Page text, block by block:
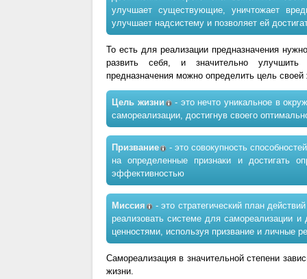
улучшает существующие, уничтожает
улучшает надсистему и позволяет ей
То есть для реализации предназначения
развить себя, и значительно
предназначения можно определить цель
Цель жизни
- это нечто уникальное в
самореализации, достигнув своего
Призвание
- это совокупность
на определенные признаки и достигать
эффективностью
Миссия
- это стратегический план
реализовать системе для самореализации
ценностями, используя призвание и личные
Самореализация в значительной степени
жизни.